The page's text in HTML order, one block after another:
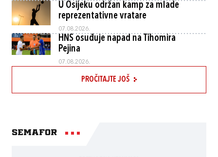
U Osijeku održan kamp za mlade
reprezentativne vratare
07.08.2026.
HNS osuđuje napad na Tihomira
Pejina
07.08.2026.
PROČITAJTE JOŠ
Semafor